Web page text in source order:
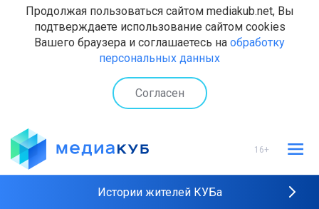
Продолжая пользоваться сайтом mediakub.net, Вы
подтверждаете использование сайтом cookies
Вашего браузера и соглашаетесь на обработку
персональных данных
Согласен
16+
Истории жителей КУБа